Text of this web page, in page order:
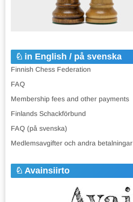
in English / på svenska
Finnish Chess Federation
FAQ
Membership fees and other payments
Finlands Schackförbund
FAQ (på svenska)
Medlemsavgifter och andra betalningar
Avainsiirto